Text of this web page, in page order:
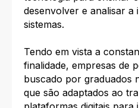
desenvolver e analisar a
sistemas.
Tendo em vista a
finalidade, empresas de
buscado por graduados
que são adaptados ao